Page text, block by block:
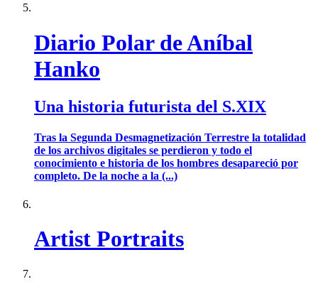
Diario Polar de Aníbal
Hanko
Una historia futurista del S.XIX
Tras la Segunda Desmagnetización Terrestre la totalidad
de los archivos digitales se perdieron y todo el
conocimiento e historia de los hombres desapareció por
completo. De la noche a la (...)
Artist Portraits